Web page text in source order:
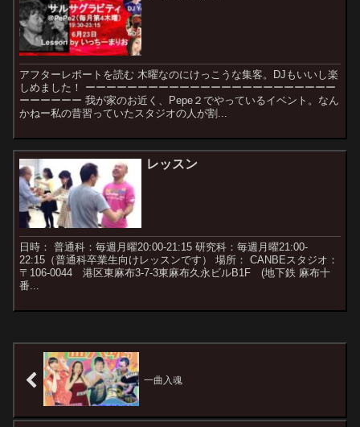
アフターレポートを読む 木曜なのにけっこうな集客。DJもいいし楽
しめました！ ーーーーーーーーーーーーーーーーーーーーーーーー
ーーーーーー 我が家のお近く、Pepe２でやっているイベント。なん
かねー私の昔習っていたスタジオの人が割...
レッスン
日時： 普通科：毎週月曜20:00-21:15 研究科：毎週月曜21:00-
22:15（普通科卒業生向けレッスンです） 場所： CANBEスタジオ：
〒106-0044 港区東麻布3-7-3東麻布久永ビルB1F (地下鉄 麻布十
番...
一曲入魂